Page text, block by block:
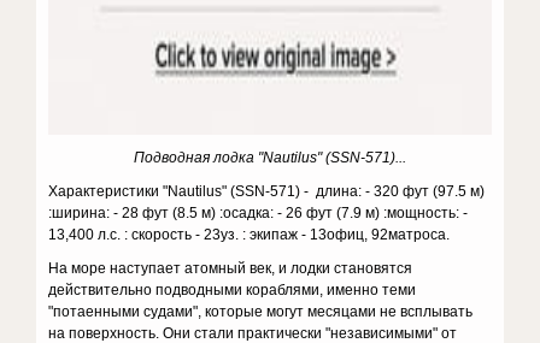
Подводная лодка "Nautilus" (SSN-571)...
Характеристики "Nautilus" (SSN-571) - длина: - 320 фут (97.5 м)
:ширина: - 28 фут (8.5 м) :осадка: - 26 фут (7.9 м) :мощность: -
13,400 л.с. : скорость - 23уз. : экипаж - 13офиц, 92матроса.
На море наступает атомный век, и лодки становятся
действительно подводными кораблями, именно теми
"потаенными судами", которые могут месяцами не всплывать
на поверхность. Они стали практически "независимыми" от